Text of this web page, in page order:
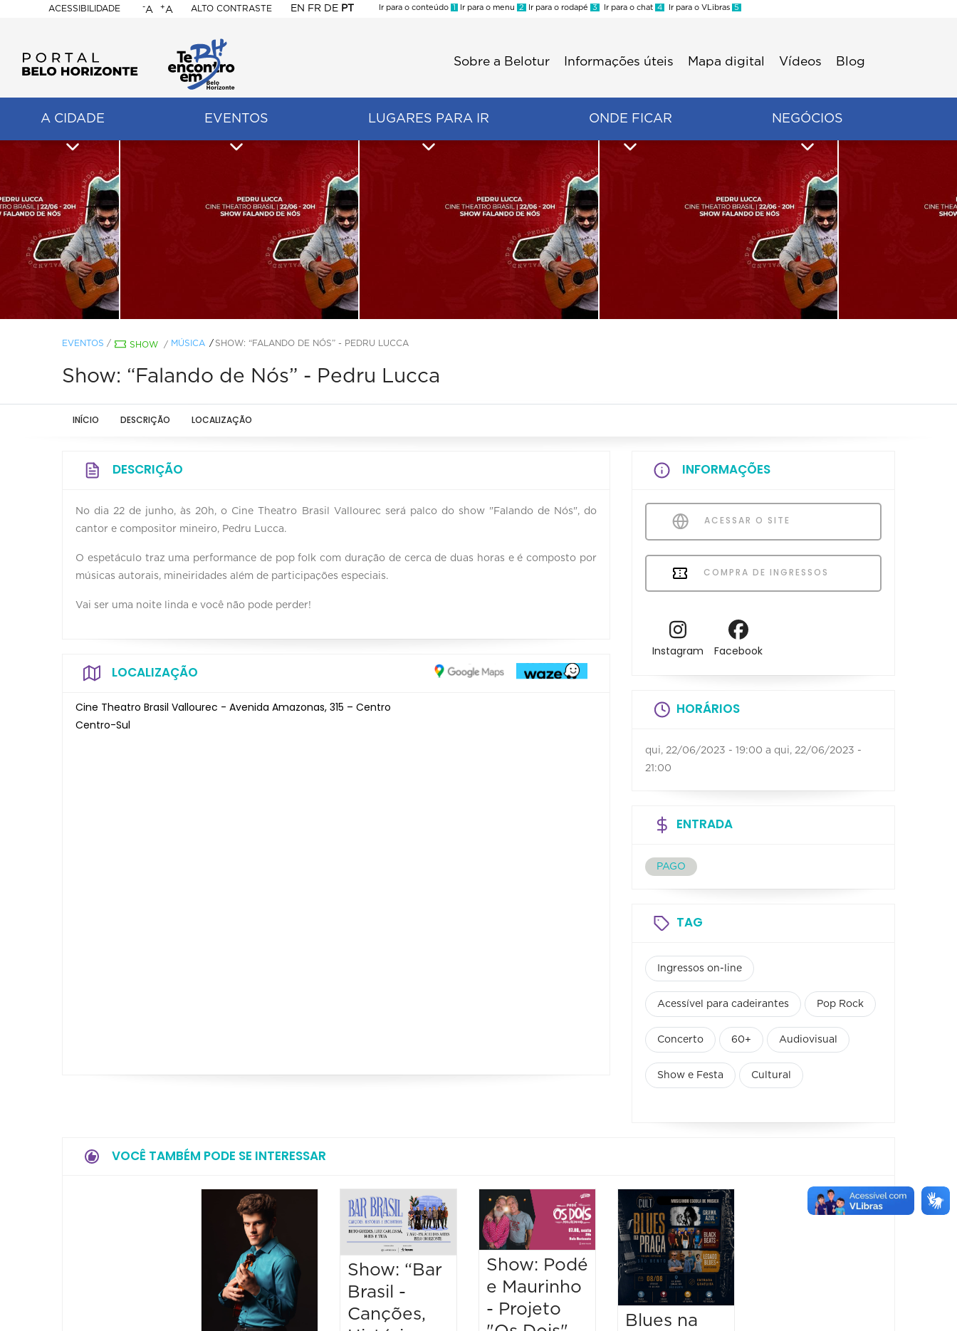
ACESSIBILIDADE
BELO
HORIZONTE
-A +A ALTO CONTRASTE EN FR DE PT
Ir para o conteúdo 1 Ir para o menu 2 Ir para o rodapé 3 Ir para o chat 4 Ir para o VLibras 5
Sobre a Belotur Informações úteis Mapa digital Vídeos Blog
A CIDADE EVENTOS LUGARES PARA IR ONDE FICAR NEGÓCIOS
EVENTOS / SHOW / MÚSICA SHOW: “FALANDO DE NÓS” - PEDRU LUCCA
Show: “Falando de Nós” - Pedru Lucca
INÍCIO DESCRIÇÃO LOCALIZAÇÃO
DESCRIÇÃO
No dia 22 de junho, às 20h, o Cine Theatro Brasil Vallourec será palco do show "Falando de Nós", do
cantor e compositor mineiro, Pedru Lucca.
O espetáculo traz uma performance de pop folk com duração de cerca de duas horas e é composto por
músicas autorais, mineiridades além de participações especiais.
Vai ser uma noite linda e você não pode perder!
LOCALIZAÇÃO
Cine Theatro Brasil Vallourec - Avenida Amazonas, 315 – Centro
Centro-Sul
INFORMAÇÕES
ACESSAR O SITE
COMPRA DE INGRESSOS
Instagram Facebook
HORÁRIOS
qui, 22/06/2023 - 19:00 a qui, 22/06/2023 -
21:00
ENTRADA
PAGO
TAG
Ingressos on-line
Acessível para cadeirantes Pop Rock
Concerto 60+ Audiovisual
Show e Festa Cultural
VOCÊ TAMBÉM PODE SE INTERESSAR
Show: “Bar
Brasil -
Canções,
Show: Podé
e Maurinho
- Projeto
Blues na
Horizonte